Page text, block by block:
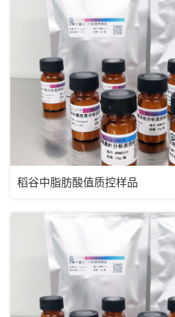
稻谷中脂肪酸值质控样品